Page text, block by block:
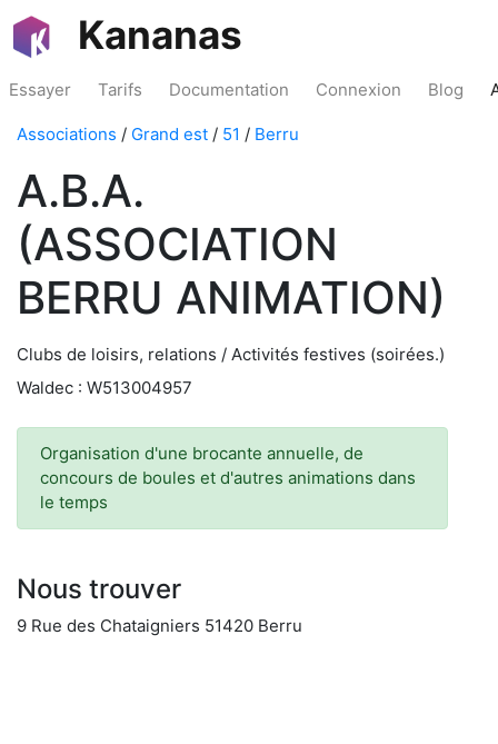
Kananas
Essayer Tarifs Documentation Connexion Blog
Associations / Grand est / 51 / Berru
A.B.A.
(ASSOCIATION
BERRU ANIMATION)
Clubs de loisirs, relations / Activités festives (soirées.)
Waldec : W513004957
Organisation d'une brocante annuelle, de
concours de boules et d'autres animations dans
le temps
Nous trouver
9 Rue des Chataigniers 51420 Berru